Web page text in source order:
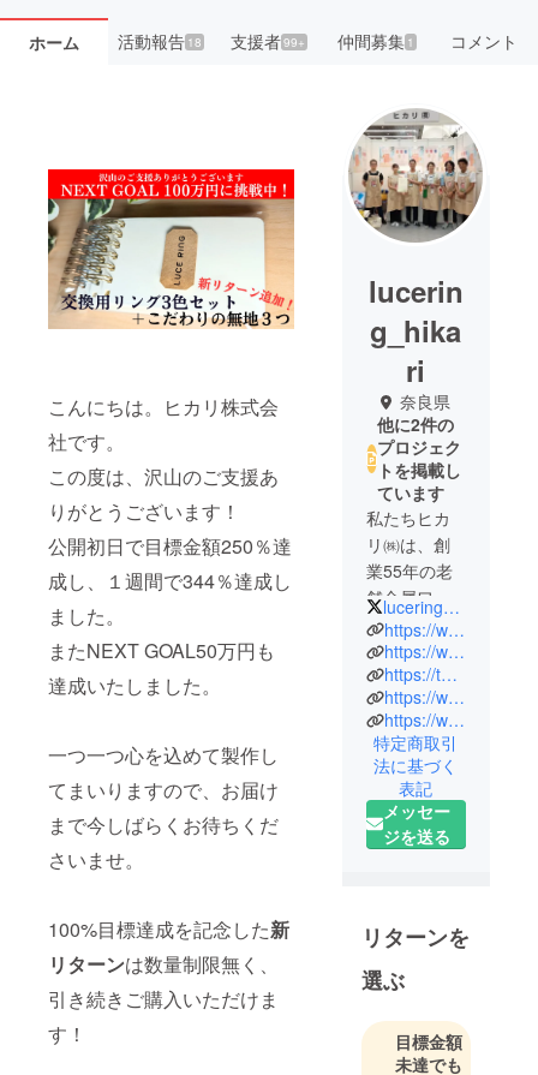
ホーム 活動報告18 支援者99+ 仲間募集 1 コメント
こんにちは。ヒカリ株式会
社です。
この度は、沢山のご支援あ
りがとうございます！
公開初日で目標金額250％達
成し、１週間で344％達成し
ました。
またNEXT GOAL50万円も
達成いたしました。
一つ一つ心を込めて製作し
てまいりますので、お届け
まで今しばらくお待ちくだ
さいませ。
100%目標達成を記念した新
リターンは数量制限無く、
引き続きご購入いただけま
す！
lucerin
g_hika
ri
奈良県
他に2件の
プロジェク
トを掲載し
ています
私たちヒカ
リ㈱は、創
業55年の老
舗金属ワイ
ヤーメー
カーです。
「共創」を
テーマに、
素材と素
材、人と
人、業界と
業界を繋
ぎ、新しい
リングメモ
のブランド
名を「LUCE
RING（ルー
チェリン
lucering_hikari
https://www.hikari-corp.co.jp/
https://www.instagram.com/lucering_hikari/?hl=en
https://twitter.com/lucering_hikari
https://www.youtube.com/channel/UCyO5ctB7E0jWYOsZkxphpBg
https://www.youtube.com/channel/UCyTfkPlbHVkAE1LRJi9wIKw
特定商取引
法に基づく
表記
メッセー
ジを送る
リターンを
選ぶ
目標金額
未達でも